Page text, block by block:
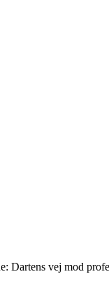
Dartens vej mod